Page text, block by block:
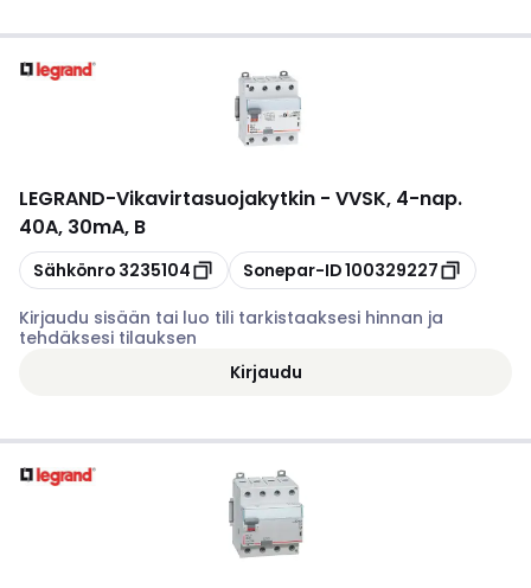
LEGRAND-Vikavirtasuojakytkin - VVSK, 4-nap.
40A, 30mA, B
Kopioi
Sähkönro 3235104 Kopioi
Sonepar-ID100329227
Kirjaudu sisään tai luo tili tarkistaaksesi hinnan ja
tehdäksesi tilauksen
Kirjaudu